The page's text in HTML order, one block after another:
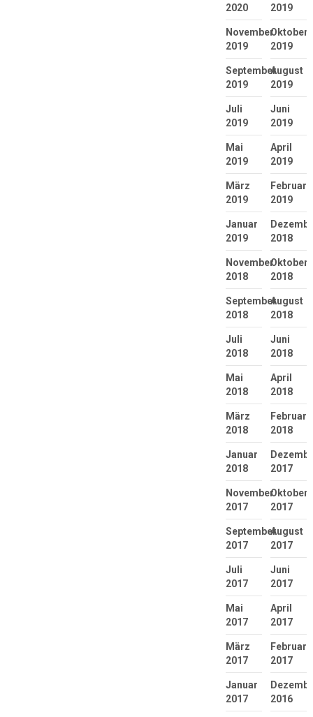
2020
2019
November
2019
Oktober
2019
September
2019
August
2019
Juli
2019
Juni
2019
Mai
2019
April
2019
März
2019
Februar
2019
Januar
2019
2018
November
2018
Oktober
2018
September
2018
August
2018
Juli
2018
Juni
2018
Mai
2018
April
2018
März
2018
Februar
2018
Januar
2018
2017
November
2017
Oktober
2017
September
2017
August
2017
Juli
2017
Juni
2017
Mai
2017
April
2017
März
2017
Februar
2017
Januar
2017
2016